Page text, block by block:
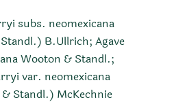
subs. neomexicana
B.Ullrich; Agave
Wooton & Standl.;
var. neomexicana
Standl.) McKechnie